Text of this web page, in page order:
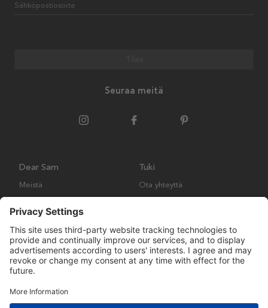
Sähköpostiosoite
Seuraa meitä
Dear Sam
Meistä
Tuki
Ota yhteyttä
Palautukset ja vaatimukset